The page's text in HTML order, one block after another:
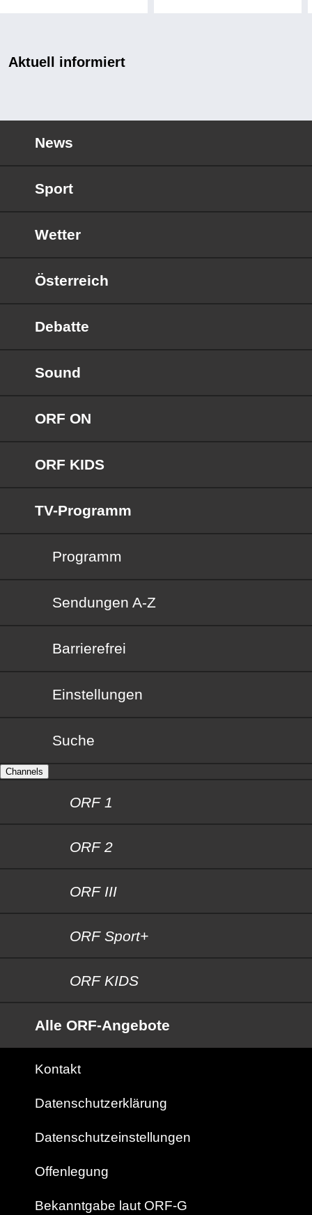
Aktuell informiert
News
Sport
Wetter
Österreich
Debatte
Sound
ORF ON
ORF KIDS
TV-Programm
Programm
Sendungen von A bis Z
Sendungen A-Z
Barrierefrei
Barrierefrei
Einstellungen
Suche
Channels
ORF 1
ORF 2
ORF III
ORF Sport+
ORF KIDS
Alle ORF-Angebote
Kontakt
Datenschutzerklärung
Datenschutzeinstellungen
Offenlegung
Bekanntgabe laut ORF-G